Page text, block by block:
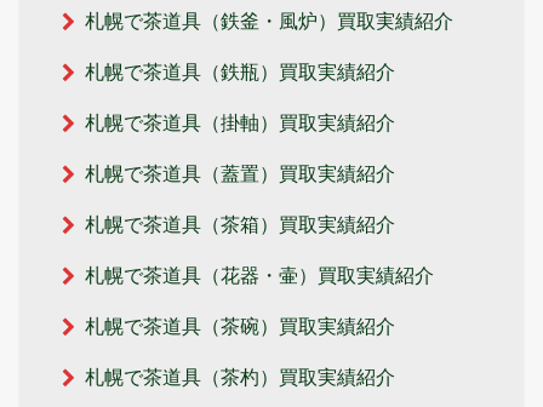
札幌で茶道具（鉄釜・風炉）買取実績紹介
札幌で茶道具（鉄瓶）買取実績紹介
札幌で茶道具（掛軸）買取実績紹介
札幌で茶道具（蓋置）買取実績紹介
札幌で茶道具（茶箱）買取実績紹介
札幌で茶道具（花器・壷）買取実績紹介
札幌で茶道具（茶碗）買取実績紹介
札幌で茶道具（茶杓）買取実績紹介